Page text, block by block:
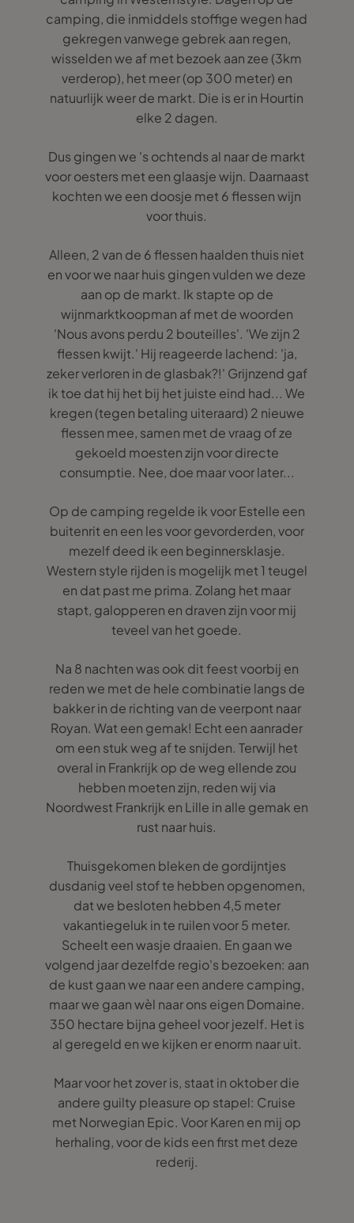
camping, die inmiddels stoffige wegen had
gekregen vanwege gebrek aan regen,
wisselden we af met bezoek aan zee (3km
verderop), het meer (op 300 meter) en
natuurlijk weer de markt. Die is er in Hourtin
elke 2 dagen.
Dus gingen we 's ochtends al naar de markt
voor oesters met een glaasje wijn. Daarnaast
kochten we een doosje met 6 flessen wijn
voor thuis.
Alleen, 2 van de 6 flessen haalden thuis niet
en voor we naar huis gingen vulden we deze
aan op de markt. Ik stapte op de
wijnmarktkoopman af met de woorden
'Nous avons perdu 2 bouteilles'. 'We zijn 2
flessen kwijt.' Hij reageerde lachend: 'ja,
zeker verloren in de glasbak?!' Grijnzend gaf
ik toe dat hij het bij het juiste eind had... We
kregen (tegen betaling uiteraard) 2 nieuwe
flessen mee, samen met de vraag of ze
gekoeld moesten zijn voor directe
consumptie. Nee, doe maar voor later...
Op de camping regelde ik voor Estelle een
buitenrit en een les voor gevorderden, voor
mezelf deed ik een beginnersklasje.
Western style rijden is mogelijk met 1 teugel
en dat past me prima. Zolang het maar
stapt, galopperen en draven zijn voor mij
teveel van het goede.
Na 8 nachten was ook dit feest voorbij en
reden we met de hele combinatie langs de
bakker in de richting van de veerpont naar
Royan. Wat een gemak! Echt een aanrader
om een stuk weg af te snijden. Terwijl het
overal in Frankrijk op de weg ellende zou
hebben moeten zijn, reden wij via
Noordwest Frankrijk en Lille in alle gemak en
rust naar huis.
Thuisgekomen bleken de gordijntjes
dusdanig veel stof te hebben opgenomen,
dat we besloten hebben 4,5 meter
vakantiegeluk in te ruilen voor 5 meter.
Scheelt een wasje draaien. En gaan we
volgend jaar dezelfde regio's bezoeken: aan
de kust gaan we naar een andere camping,
maar we gaan wèl naar ons eigen Domaine.
350 hectare bijna geheel voor jezelf. Het is
al geregeld en we kijken er enorm naar uit.
Maar voor het zover is, staat in oktober die
andere guilty pleasure op stapel: Cruise
met Norwegian Epic. Voor Karen en mij op
herhaling, voor de kids een first met deze
rederij.